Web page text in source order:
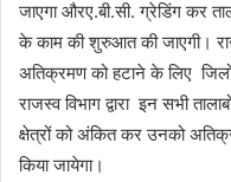
जाएगा औरए.बी.सी. ग्रेडिंग कर
के काम की शुरुआत की जाएगी।
अतिक्रमण को हटाने के लिए
राजस्व विभाग द्वारा इन सभी
क्षेत्रों को अंकित कर उनको
किया जायेगा।